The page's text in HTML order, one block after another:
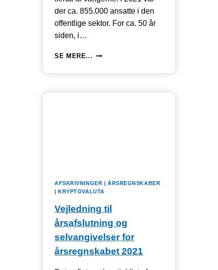
der ca. 855.000 ansatte i den
offentlige sektor. For ca. 50 år
siden, i…
SE MERE... VELFÆRDSKOALITIONEN:
AFSKRIVNINGER
ÅRSREGNSKABER
KRYPTOVALUTA
Vejledning til
årsafslutning og
selvangivelser for
årsregnskabet 2021